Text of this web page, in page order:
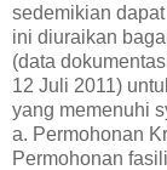
sedemikian
ini diuraikan
(data
12 Juli 2011)
yang memenuhi
a. Permohonan
Permohonan